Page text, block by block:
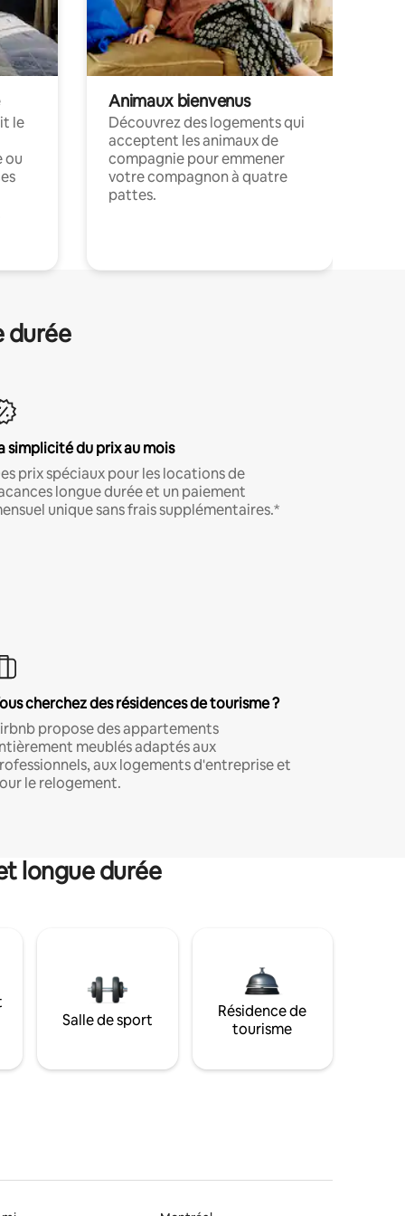
le
ou
Animaux bienvenus
Découvrez des logements qui
acceptent les animaux de
compagnie pour emmener
votre compagnon à quatre
pattes.
durée
simplicité du prix au mois
prix spéciaux pour les locations de
longue durée et un paiement
unique sans frais supplémentaires.*
cherchez des résidences de tourisme ?
propose des appartements
meublés adaptés aux
aux logements d'entreprise et
le relogement.
longue durée
Salle de sport
Résidence de
tourisme